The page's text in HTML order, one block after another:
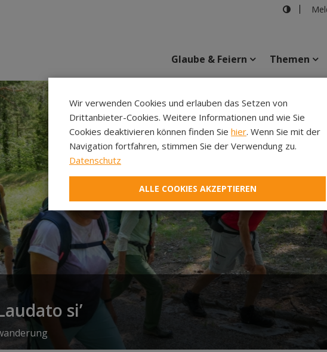
Glaube & Feiern Themen
si’
Wir verwenden Cookies und erlauben das Setzen von
Drittanbieter-Cookies. Weitere Informationen und wie Sie
Cookies deaktivieren können finden Sie hier. Wenn Sie mit der
Navigation fortfahren, stimmen Sie der Verwendung zu.
Datenschutz
ALLE COOKIES AKZEPTIEREN